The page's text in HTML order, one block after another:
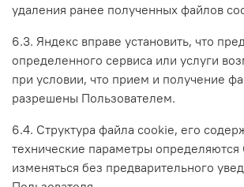
удаления ранее полученных файлов
6.3. Яндекс вправе установить, что
определенного сервиса или услуги
при условии, что прием и получение
разрешены Пользователем.
6.4. Структура файла cookie, его
технические параметры
изменяться без предварительного